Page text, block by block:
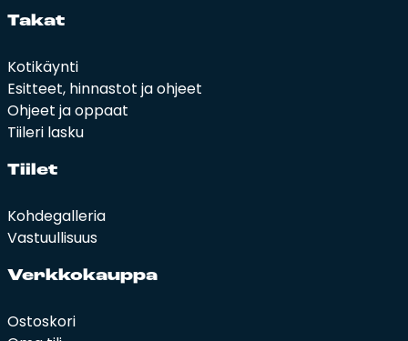
Ta­kat
Kotikäynti
Esitteet, hinnastot ja ohjeet
Ohjeet ja oppaat
Tiileri lasku
Tii­let
Kohdegalleria
Vastuullisuus
Verk­ko­kaup­pa
Ostoskori